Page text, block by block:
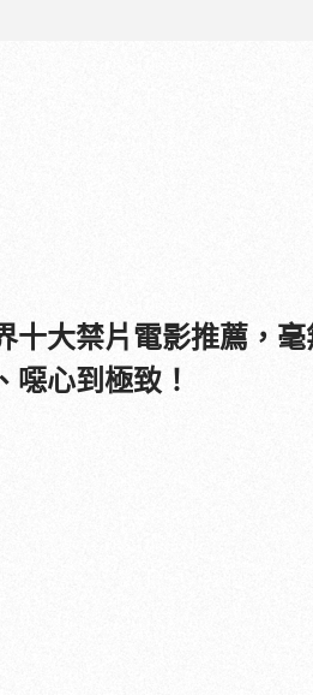
十大禁片電影推薦，
噁心到極致！